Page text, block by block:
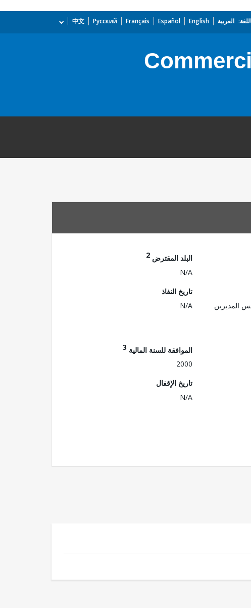
العربية English
Español
Français
Русский
中文
البلد المقترض 2
N/A
المديرين
تاريخ النفاذ
N/A
الموافقة للسنة المالية 3
2000
تاريخ الإقفال
N/A